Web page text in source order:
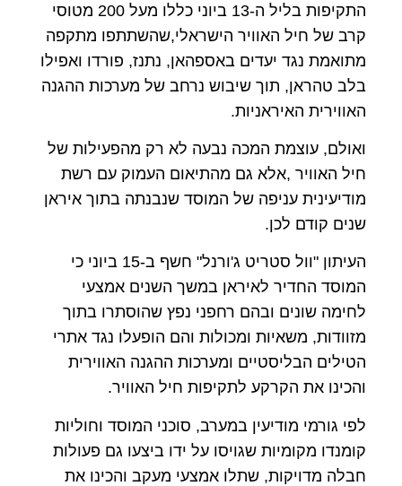
התקיפות בליל ה-13 ביוני כללו מעל 200 מטוסי
קרב של חיל האוויר הישראלי,שהשתתפו מתקפה
מתואמת נגד יעדים באספהאן, נתנז, פורדו ואפילו
בלב טהראן, תוך שיבוש נרחב של מערכות ההגנה
האווירית האיראניות.
ואולם, עוצמת המכה נבעה לא רק מהפעילות של
חיל האוויר ,אלא גם מהתיאום העמוק עם רשת
מודיעינית עניפה של המוסד שנבנתה בתוך איראן
שנים קודם לכן.
העיתון "וול סטריט ג'ורנל" חשף ב-15 ביוני כי
המוסד החדיר לאיראן במשך השנים אמצעי
לחימה שונים ובהם רחפני נפץ שהוסתרו בתוך
מזוודות, משאיות ומכולות והם הופעלו נגד אתרי
הטילים הבליסטיים ומערכות ההגנה האווירית
והכינו את הקרקע לתקיפות חיל האוויר.
לפי גורמי מודיעין במערב, סוכני המוסד וחוליות
קומנדו מקומיות שגויסו על ידו ביצעו גם פעולות
חבלה מדויקות, שתלו אמצעי מעקב והכינו את